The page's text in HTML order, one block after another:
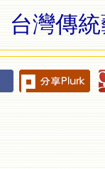
台灣傳